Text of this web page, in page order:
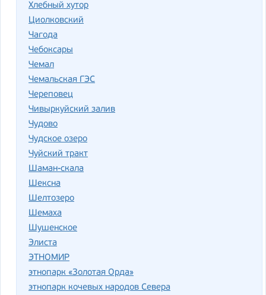
Хлебный хутор
Циолковский
Чагода
Чебоксары
Чемал
Чемальская ГЭС
Череповец
Чивыркуйский залив
Чудово
Чудское озеро
Чуйский тракт
Шаман-скала
Шексна
Шелтозеро
Шемаха
Шушенское
Элиста
ЭТНОМИР
этнопарк «Золотая Орда»
этнопарк кочевых народов Севера